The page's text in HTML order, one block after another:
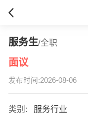
服务生/全职
面议
发布时间:2026-08-06
类别:
服务行业